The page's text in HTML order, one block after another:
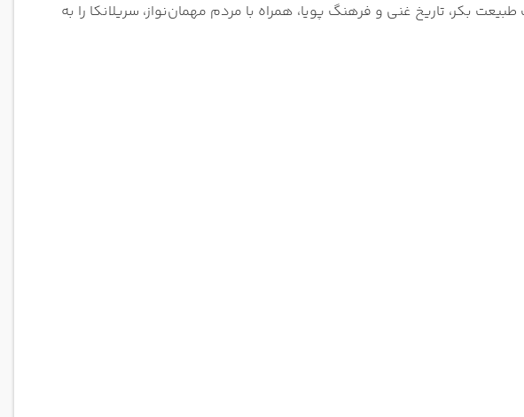
ترکیب طبیعت بکر، تاریخ غنی و فرهنگ پویا، همراه با مردم مهمان‌نواز، سریلانکا را به